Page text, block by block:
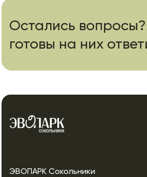
Остались
готовы на них
ЭВОПАРК Сокольники